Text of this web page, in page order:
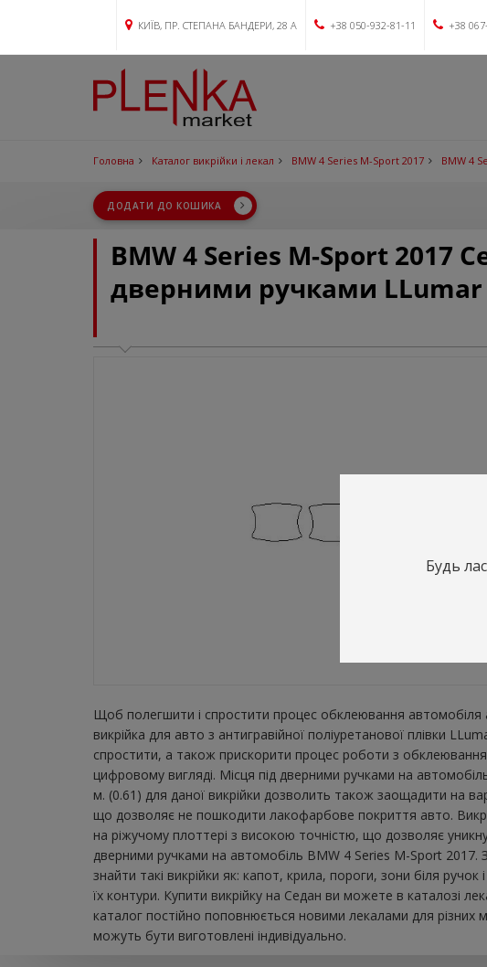
КИЇВ, ПР. СТЕПАНА БАНДЕРИ, 28 А +38 050-932-81-11 +38
Головна Каталог викрійки і лекал BMW 4 Series M-Sport 2017 BMW 4
ДОДАТИ ДО КОШИКА
BMW 4 Series M-Sport 2017
дверними ручками LLumar
Щоб полегшити і спростити процес обклеювання автомобіля
викрійка для авто з антигравійної поліуретанової плівки
спростити, а також прискорити процес роботи з
цифровому вигляді. Місця під дверними ручками на
м. (0.61) для даної викрійки дозволить також заощадити на
що дозволяє не пошкодити лакофарбове покриття авто.
на ріжучому плоттері з високою точністю, що дозволяє
дверними ручками на автомобіль BMW 4 Series M-Sport 2017.
знайти такі викрійки як: капот, крила, пороги, зони біля
їх контури. Купити викрійку на Седан ви можете в каталозі
каталог постійно поповнюється новими лекалами для
можуть бути виготовлені індивідуально.
Будь